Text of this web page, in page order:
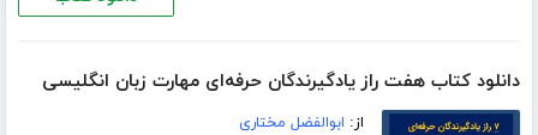
دانلود کتاب هفت راز یادگیرندگان حرفه‌ای مهارت زبان انگلیسی
از: ابوالفضل مختاری